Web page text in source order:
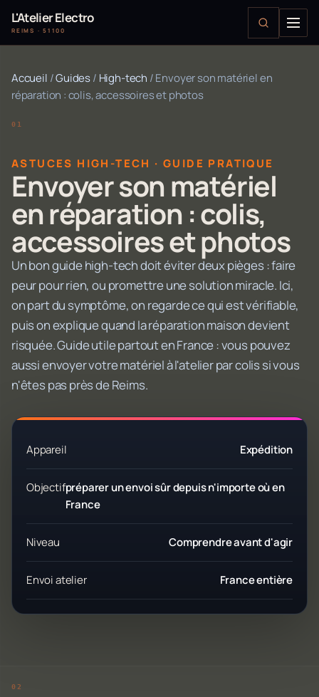
L'Atelier Electro
REIMS · 51100
Accueil /Guides/ High-tech /Envoyer son matériel en
réparation : colis, accessoires et photos
ASTUCES HIGH-TECH · GUIDE PRATIQUE
Envoyer son matériel
en réparation : colis,
accessoires et photos
Un bon guide high-tech doit éviter deux pièges : faire
peur pour rien, ou promettre une solution miracle. Ici,
on part du symptôme, on regarde ce qui est vérifiable,
puis on explique quand la réparation maison devient
risquée. Guide utile partout en France : vous pouvez
aussi envoyer votre matériel à l'atelier par colis si vous
n'êtes pas près de Reims.
Appareil Expédition
Objectifpréparer un envoi sûr depuis n'importe où en
France
Niveau Comprendre avant d'agir
Envoi atelier France entière